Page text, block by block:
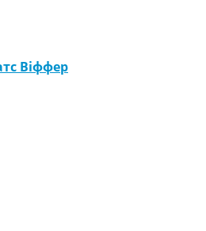
Віффер